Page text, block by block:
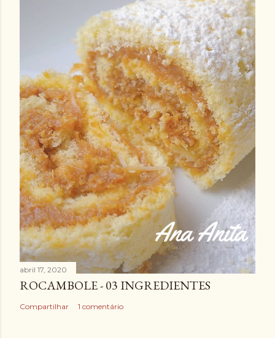
abril 17, 2020
ROCAMBOLE - 03 INGREDIENTES
Compartilhar 1 comentário